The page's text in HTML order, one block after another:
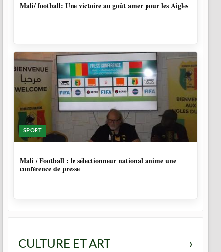
Mali/ football: Une victoire au goût amer pour les Aigles
SPORT
Mali / Football : le sélectionneur national anime une
conférence de presse
CULTURE ET ART ›